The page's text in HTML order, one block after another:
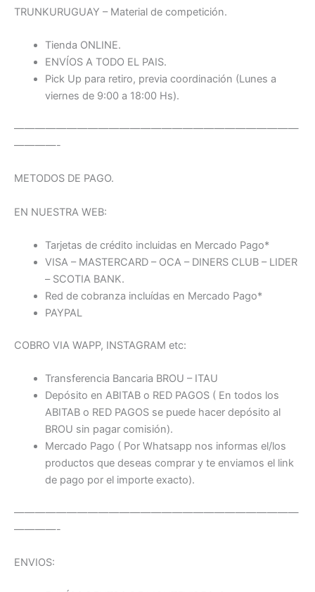
TRUNKURUGUAY – Material de competición.
Tienda ONLINE.
ENVÍOS A TODO EL PAIS.
Pick Up para retiro, previa coordinación (Lunes a
viernes de 9:00 a 18:00 Hs).
———————————————————————————
————-
METODOS DE PAGO.
EN NUESTRA WEB:
Tarjetas de crédito incluidas en Mercado Pago*
VISA – MASTERCARD – OCA – DINERS CLUB – LIDER
– SCOTIA BANK.
Red de cobranza incluídas en Mercado Pago*
PAYPAL
COBRO VIA WAPP, INSTAGRAM etc:
Transferencia Bancaria BROU – ITAU
Depósito en ABITAB o RED PAGOS ( En todos los
ABITAB o RED PAGOS se puede hacer depósito al
BROU sin pagar comisión).
Mercado Pago ( Por Whatsapp nos informas el/los
productos que deseas comprar y te enviamos el link
de pago por el importe exacto).
———————————————————————————
————-
ENVIOS: